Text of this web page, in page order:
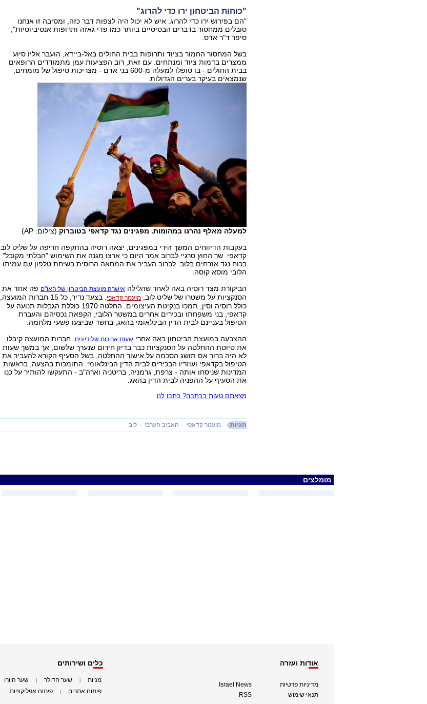
"כוחות הביטחון ירו כדי להרוג"
"הם בפירוש ירו כדי להרוג. איש לא יכול היה לצפות דבר כזה, ומסיבה זו אנחנו
סובלים ממחסור בדברים הבסיסיים ביותר כמו פדי גאזה ותרופות אנטיביוטיות",
סיפר ד"ר אדס.
בשל המחסור החמור בציוד ותרופות בבית החולים באל-ביידא, הועבר אליו סיוע
ממצרים בדמות ציוד ומנתחים. עם זאת, רוב הפציעות עמן מתמודדים הרופאים
בבית החולים - בו טופלו למעלה מ-600 בני אדם - מצריכות טיפול של מומחים,
שנמצאים בעיקר בערים הגדולות.
למעלה מאלף נהרגו במהומות. מפגינים נגד קדאפי בטוברוק(צילום: AP)
בעקבות הדיווחים המשך הירי במפגינים, יצאה רוסיה בהתקפה חריפה על שליט לוב
קדאפי. שר החוץ סרגיי לברוב אמר היום כי ארצו מגנה את השימוש "הבלתי מקובל"
בכוח נגד אזרחים בלוב. לברוב העביר את המחאה הרוסית בשיחת טלפון עם עמיתו
הלובי מוסא קוסה.
הביקורת מצד רוסיה באה לאחר שהלילה אישרה מועצת הביטחון של האו"ם פה אחד את
הסנקציות על משטרו של שליט לוב, מועמר קדאפי
. בצעד נדיר, כל 15 חברות המועצה,
כולל רוסיה וסין, תמכו בנקיטת העיצומים. החלטה 1970 כוללת הגבלות תנועה על
קדאפי, בני משפחתו ובכירים אחרים במשטר הלובי, הקפאת נכסיהם והעברת
הטיפול בעניינם לבית הדין הבינלאומי בהאג, בחשד שביצעו פשעי מלחמה.
ההצבעה במועצת הביטחון באה אחרי שעות ארוכות של דיונים. חברות המועצה קיבלו
את טיוטת ההחלטה על הסנקציות כבר בדיון חירום שנערך שלשום, אך במשך שעות
לא היה ברור אם תושג הסכמה על אישור ההחלטה, בשל הסעיף הקורא להעביר את
הטיפול בקדאפי ועוזריו הבכירים לבית הדין הבינלאומי. התומכות בהצעה, בראשות
המדינות שניסחו אותה - צרפת, גרמניה, בריטניה וארה"ב - התעקשו להותיר על כנו
את הסעיף על ההפניה לבית הדין בהאג.
מצאתם טעות בכתבה? כתבו לנו
תגיות: מועמר קדאפי האביב הערבי לוב
מומלצים
אודות ועזרה
מדיניות פרטיות
תנאי שימוש
Israel News
RSS
כלים ושירותים
מניות שער הדולר שער היורו
פיתוח אתרים פיתוח אפליקציות